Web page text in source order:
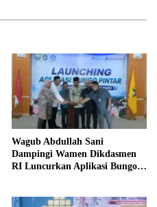
Wagub Abdullah Sani
Dampingi Wamen Dikdasmen
RI Luncurkan Aplikasi Bungo